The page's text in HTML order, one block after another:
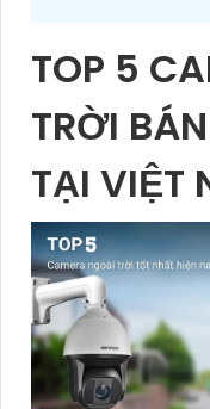
TOP 5
TRỜI
TẠI VIỆT